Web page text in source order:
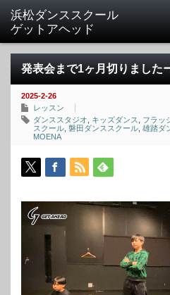
発表会まで1ヶ月切りました
2025-2-26
レッスン
ダンススタジオ
キッズダンス フラッ
スクール 磐田ダンススクール 雄踏ダ
MOENA